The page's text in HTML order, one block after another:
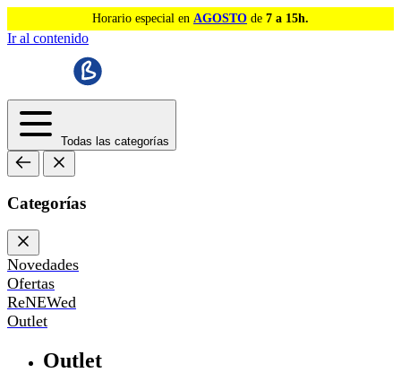
Horario especial en AGOSTO de 7 a 15h.
Ir al contenido
Todas las categorías
Categorías
Novedades
Ofertas
ReNEWed
Outlet
Outlet